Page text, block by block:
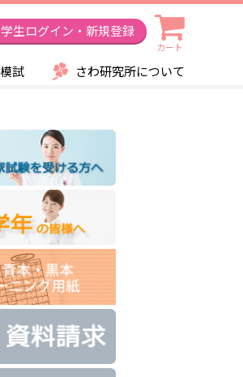
学生ログイン・新規登録
カート
模試 さわ研究所について